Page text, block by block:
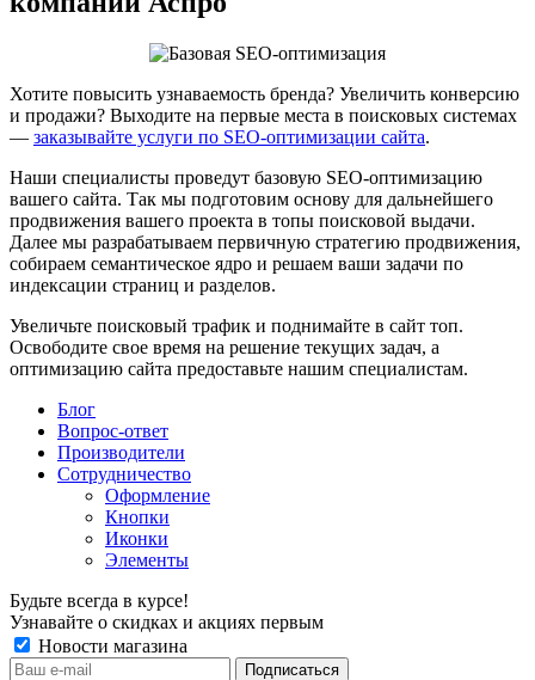
Хотите повысить узнаваемость бренда? Увеличить конверсию
и продажи? Выходите на первые места в поисковых системах
— заказывайте услуги по SEO-оптимизации сайта.
Наши специалисты проведут базовую SEO-оптимизацию
вашего сайта. Так мы подготовим основу для дальнейшего
продвижения вашего проекта в топы поисковой выдачи.
Далее мы разрабатываем первичную стратегию продвижения,
собираем семантическое ядро и решаем ваши задачи по
индексации страниц и разделов.
Увеличьте поисковый трафик и поднимайте в сайт топ.
Освободите свое время на решение текущих задач, а
оптимизацию сайта предоставьте нашим специалистам.
Блог
Вопрос-ответ
Производители
Сотрудничество
Оформление
Кнопки
Иконки
Элементы
Будьте всегда в курсе!
Узнавайте о скидках и акциях первым
Новости магазина